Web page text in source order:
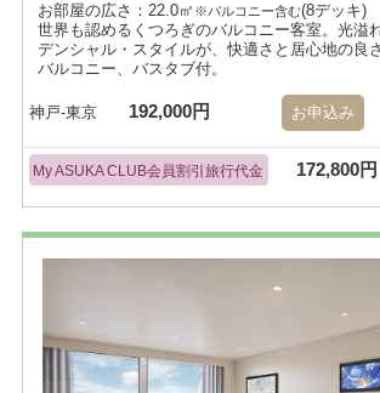
お部屋の広さ：22.0㎡ ※バルコニー含む(8デッキ)
世界も認めるくつろぎのバルコニー客室。光溢
デンシャル・スタイルが、快適さと居心地の良
バルコニー、バスタブ付。
神戸-東京 192,000円 お申込み
My ASUKA CLUB会員割引旅行代金 172,800円